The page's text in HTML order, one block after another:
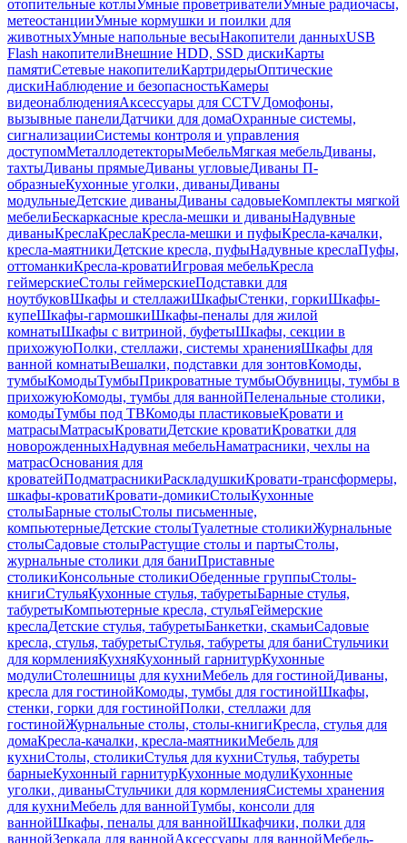
отопительные котлыУмные проветривателиУмные радиочасы,
метеостанцииУмные кормушки и поилки для
животныхУмные напольные весыНакопители данныхUSB
Flash накопителиВнешние HDD, SSD дискиКарты
памятиСетевые накопителиКартридерыОптические
дискиНаблюдение и безопасностьКамеры
видеонаблюденияАксессуары для CCTVДомофоны,
вызывные панелиДатчики для домаОхранные системы,
сигнализацииСистемы контроля и управления
доступомМеталлодетекторыМебельМягкая мебельДиваны,
тахтыДиваны прямыеДиваны угловыеДиваны П-
образныеКухонные уголки, диваныДиваны
модульныеДетские диваныДиваны садовыеКомплекты мягкой
мебелиБескаркасные кресла-мешки и диваныНадувные
диваныКреслаКреслаКресла-мешки и пуфыКресла-качалки,
кресла-маятникиДетские кресла, пуфыНадувные креслаПуфы,
оттоманкиКресла-кроватиИгровая мебельКресла
геймерскиеСтолы геймерскиеПодставки для
ноутбуковШкафы и стеллажиШкафыСтенки, горкиШкафы-
купеШкафы-гармошкиШкафы-пеналы для жилой
комнатыШкафы с витриной, буфетыШкафы, секции в
прихожуюПолки, стеллажи, системы храненияШкафы для
ванной комнатыВешалки, подставки для зонтовКомоды,
тумбыКомодыТумбыПрикроватные тумбыОбувницы, тумбы в
прихожуюКомоды, тумбы для ваннойПеленальные столики,
комодыТумбы под ТВКомоды пластиковыеКровати и
матрасыМатрасыКроватиДетские кроватиКроватки для
новорожденныхНадувная мебельНаматрасники, чехлы на
матрасОснования для
кроватейПодматрасникиРаскладушкиКровати-трансформеры,
шкафы-кроватиКровати-домикиСтолыКухонные
столыБарные столыСтолы письменные,
компьютерныеДетские столыТуалетные столикиЖурнальные
столыСадовые столыРастущие столы и партыСтолы,
журнальные столики для баниПриставные
столикиКонсольные столикиОбеденные группыСтолы-
книгиСтульяКухонные стулья, табуретыБарные стулья,
табуретыКомпьютерные кресла, стульяГеймерские
креслаДетские стулья, табуретыБанкетки, скамьиСадовые
кресла, стулья, табуретыСтулья, табуреты для баниСтульчики
для кормленияКухняКухонный гарнитурКухонные
модулиСтолешницы для кухниМебель для гостинойДиваны,
кресла для гостинойКомоды, тумбы для гостинойШкафы,
стенки, горки для гостинойПолки, стеллажи для
гостинойЖурнальные столы, столы-книгиКресла, стулья для
домаКресла-качалки, кресла-маятникиМебель для
кухниСтолы, столикиСтулья для кухниСтулья, табуреты
барныеКухонный гарнитурКухонные модулиКухонные
уголки, диваныСтульчики для кормленияСистемы хранения
для кухниМебель для ваннойТумбы, консоли для
ваннойШкафы, пеналы для ваннойШкафчики, полки для
ваннойЗеркала для ваннойАксессуары для ваннойМебель-